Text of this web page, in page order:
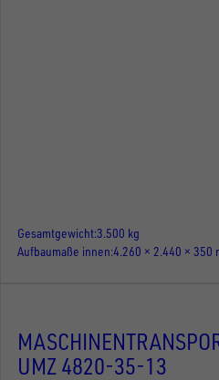
Gesamtgewicht3.500 kg
Aufbaumaße innen 4.260 × 2.440 × 350
UMZ 4820-35-13